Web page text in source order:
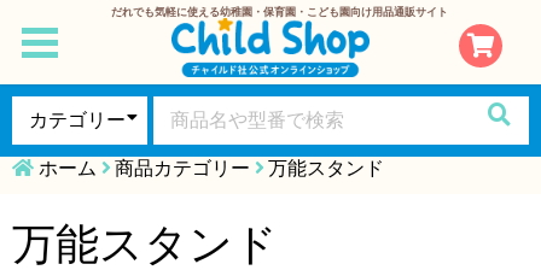
だれでも気軽に使える幼稚園・保育園・こども園向け用品通販サイト
toggle
navigation
ホーム 商品カテゴリー 万能スタンド
万能スタンド